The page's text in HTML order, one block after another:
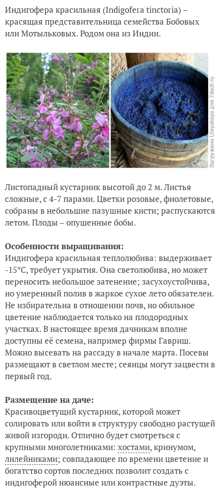
Индигофера красильная (Indigofera tinctoria) –
красящая представительница семейства Бобовых
или Мотыльковых. Родом она из Индии.
Листопадный кустарник высотой до 2 м. Листья
сложные, с 4-7 парами. Цветки розовые, фиолетовые,
собраны в небольшие пазушные кисти; распускаются
летом. Плоды – опушенные бобы.
Особенности выращивания:
Индигофера красильная теплолюбива: выдерживает
-15°С, требует укрытия. Она светолюбива, но может
переносить небольшое затенение; засухоустойчива,
но умеренный полив в жаркое сухое лето обязателен.
Не избирательна в отношении почв, но обильное
цветение наблюдается только на плодородных
участках. В настоящее время дачникам вполне
доступны её семена, например фирмы Гавриш.
Можно высевать на рассаду в начале марта. Посевы
размещают в светлом месте; сеянцы могут зацвести в
первый год.
Размещение на даче:
Красивоцветущий кустарник, которой может
солировать или войти в структуру свободно растущей
живой изгороди. Отлично будет смотреться с
крупными многолетниками: хостами, кринумом,
лилейниками; совпадающее по времени цветение и
богатство сортов последних позволит создать с
индигоферой нюансные или контрастные дуэты.